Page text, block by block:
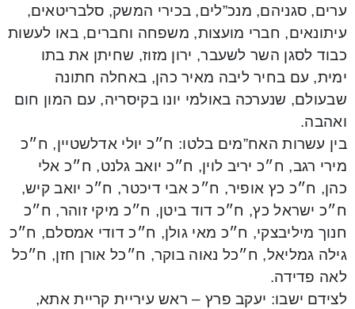
ערים, סגניהם, מנכ”לים, בכירי המשק, סלבריטאים,
עיתונאים, חברי מועצות, משפחה וחברים, באו לעשות
כבוד לסגן השר לשעבר, ירון מזוז, שחיתן את בתו
ימית, עם בחיר ליבה מאיר כהן, באחלה חתונה
שבעולם, שנערכה באולמי יונו בקיסריה, עם המון חום
ואהבה.
בין עשרות האח”מים בלטו: ח״כ יולי אדלשטיין, ח״כ
מירי רגב, ח״כ יריב לוין, ח״כ יואב גלנט, ח״כ אלי
כהן, ח״כ כץ אופיר, ח״כ אבי דיכטר, ח״כ יואב קיש,
ח״כ ישראל כץ, ח״כ דוד ביטן, ח״כ מיקי זוהר, ח״כ
חנוך מיליבצקי, ח״כ מאי גולן, ח״כ דודי אמסלם, ח״כ
גילה גמליאל, ח״כל נאוה בוקר, ח״כל אורן חזן, ח״כל
לאה פדידה.
לצידם ישבו: יעקב פרץ – ראש עיריית קריית אתא,